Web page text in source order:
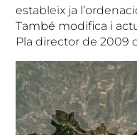
estableix ja
També modifica i
Pla director de 2009